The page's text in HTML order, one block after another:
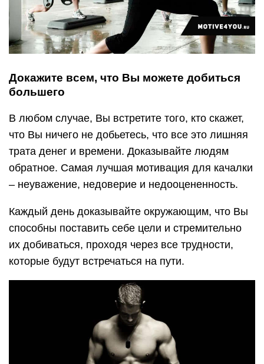
Докажите всем, что Вы можете добиться
большего
В любом случае, Вы встретите того, кто скажет,
что Вы ничего не добьетесь, что все это лишняя
трата денег и времени. Доказывайте людям
обратное. Самая лучшая мотивация для качалки
– неуважение, недоверие и недооцененность.
Каждый день доказывайте окружающим, что Вы
способны поставить себе цели и стремительно
их добиваться, проходя через все трудности,
которые будут встречаться на пути.